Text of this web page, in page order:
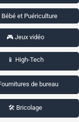
Bébé et Puériculture
🎮 Jeux vidéo
📱 High-Tech
de bureau
🛠️ Bricolage